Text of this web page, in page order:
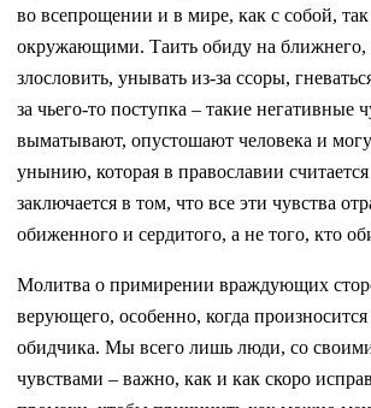
во всепрощении и в мире, как с собой,
окружающими. Таить обиду на ближнего,
злословить, унывать из-за ссоры,
за чьего-то поступка – такие негативные
выматывают, опустошают человека и
унынию, которая в православии
заключается в том, что все эти чувства
обиженного и сердитого, а не того, кто
Молитва о примирении враждующих
верующего, особенно, когда
обидчика. Мы всего лишь люди, со
чувствами – важно, как и как скоро